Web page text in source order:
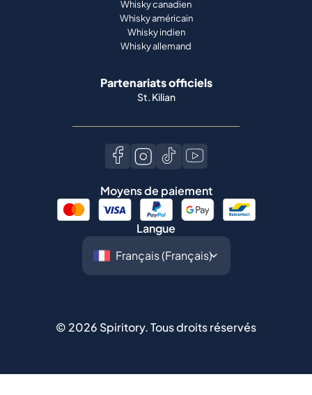
Whisky canadien
Whisky américain
Whisky indien
Whisky allemand
Partenariats officiels
St. Kilian
Moyens de paiement
Langue
© 2026 Spiritory.Tous droits réservés